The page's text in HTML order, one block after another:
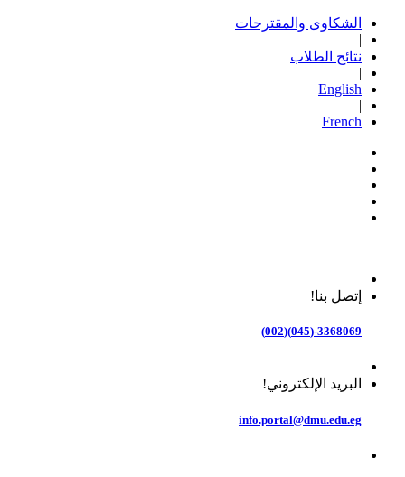
الشكاوى والمقترحات
|
نتائج الطلاب
|
English
|
French
إتصل بنا!
3368069-(045)(002)
البريد الإلكتروني!
info.portal@dmu.edu.eg